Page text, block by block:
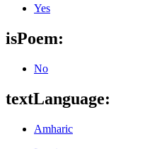
Yes
isPoem:
No
textLanguage:
Amharic